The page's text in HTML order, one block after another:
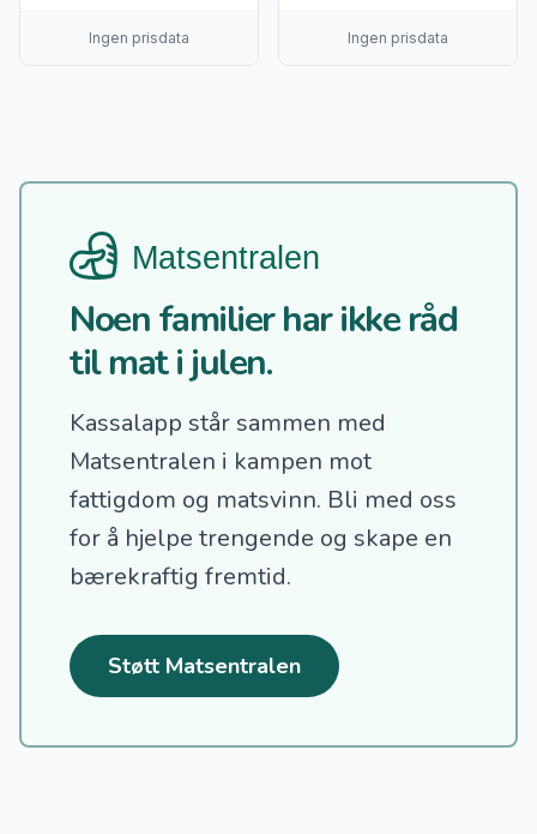
Ingen prisdata Ingen prisdata
Noen familier har ikke råd
til mat i julen.
Kassalapp står sammen med
Matsentralen i kampen mot
fattigdom og matsvinn. Bli med oss
for å hjelpe trengende og skape en
bærekraftig fremtid.
Støtt Matsentralen